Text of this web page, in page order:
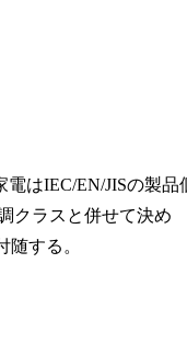
はIEC/EN/JISの製品
クラスと併せて決め
する。